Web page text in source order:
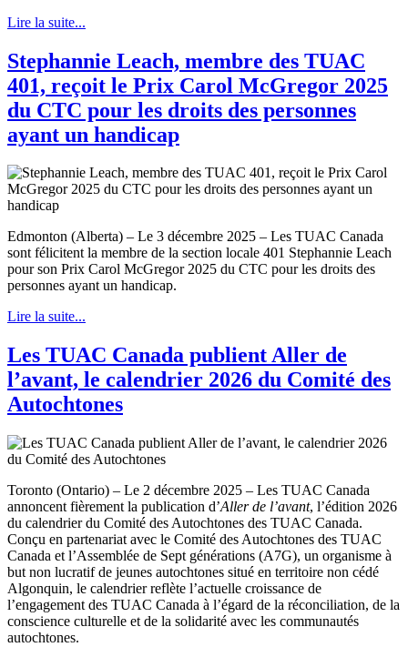
Lire la suite...
Stephannie Leach, membre des TUAC
401, reçoit le Prix Carol McGregor 2025
du CTC pour les droits des personnes
ayant un handicap
Edmonton (Alberta) – Le 3 décembre 2025 – Les TUAC Canada
sont félicitent la membre de la section locale 401 Stephannie Leach
pour son Prix Carol McGregor 2025 du CTC pour les droits des
personnes ayant un handicap.
Lire la suite...
Les TUAC Canada publient Aller de
l’avant, le calendrier 2026 du Comité des
Autochtones
Toronto (Ontario) – Le 2 décembre 2025 – Les TUAC Canada
annoncent fièrement la publication d’Aller de l’avant, l’édition 2026
du calendrier du Comité des Autochtones des TUAC Canada.
Conçu en partenariat avec le Comité des Autochtones des TUAC
Canada et l’Assemblée de Sept générations (A7G), un organisme à
but non lucratif de jeunes autochtones situé en territoire non cédé
Algonquin, le calendrier reflète l’actuelle croissance de
l’engagement des TUAC Canada à l’égard de la réconciliation, de la
conscience culturelle et de la solidarité avec les communautés
autochtones.